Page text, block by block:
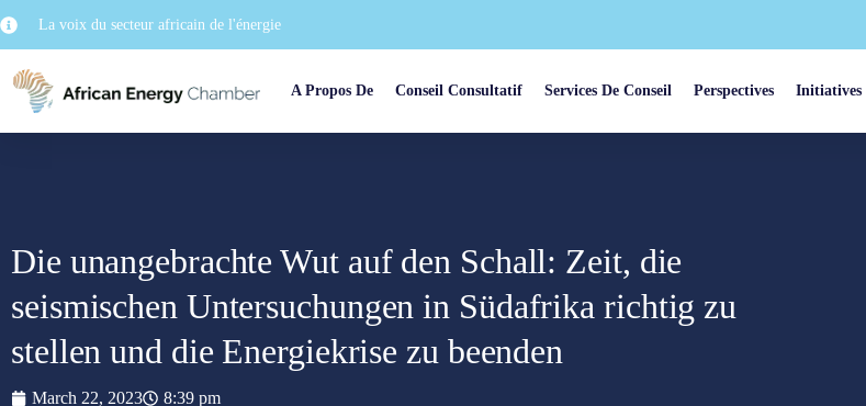
La voix du secteur africain de l'énergie
A Propos De Conseil Consultatif Services De Conseil Perspectives Initiatives
Die unangebrachte Wut auf den Schall: Zeit, die
seismischen Untersuchungen in Südafrika richtig zu
stellen und die Energiekrise zu beenden
March 22, 2023 8:39 pm